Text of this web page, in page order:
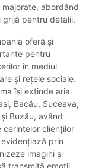
abordând
pentru detalii.
oferă și
pentru
în mediul
și rețele sociale.
își extinde aria
Bacău, Suceava,
Buzău, având
cerințelor clienților
prin
imagini și
transmită emoții